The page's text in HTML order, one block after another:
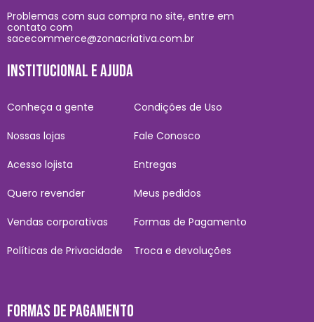
Problemas com sua compra no site, entre em
contato com
sacecommerce@zonacriativa.com.br
INSTITUCIONAL E AJUDA
Conheça a gente
Nossas lojas
Acesso lojista
Quero revender
Vendas corporativas
Políticas de Privacidade
Condições de Uso
Fale Conosco
Entregas
Meus pedidos
Formas de Pagamento
Troca e devoluções
FORMAS DE PAGAMENTO